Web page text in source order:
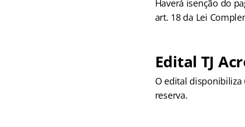
Haverá isenção do
art. 18 da Lei
Edital TJ
O edital disponibiliza
reserva.